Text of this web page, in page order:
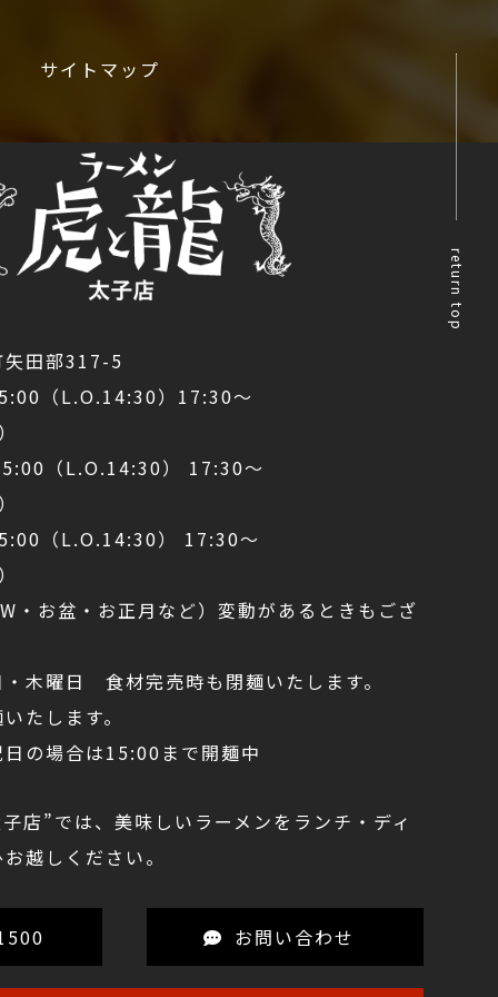
サイトマップ
return top
矢田部317-5
（L.O.14:30）17:30～
（L.O.14:30） 17:30～
（L.O.14:30） 17:30～
・お盆・お正月など）変動があるときもござ
木曜日 食材完売時も閉麺いたします。
たします。
合は15:00まで開麺中
店”では、美味しいラーメンをランチ・ディ
越しください。
お問い合わせ